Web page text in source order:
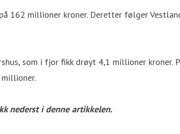
162 millioner kroner. Deretter følger
som i fjor fikk drøyt 4,1 millioner kroner.
nederst i denne artikkelen.